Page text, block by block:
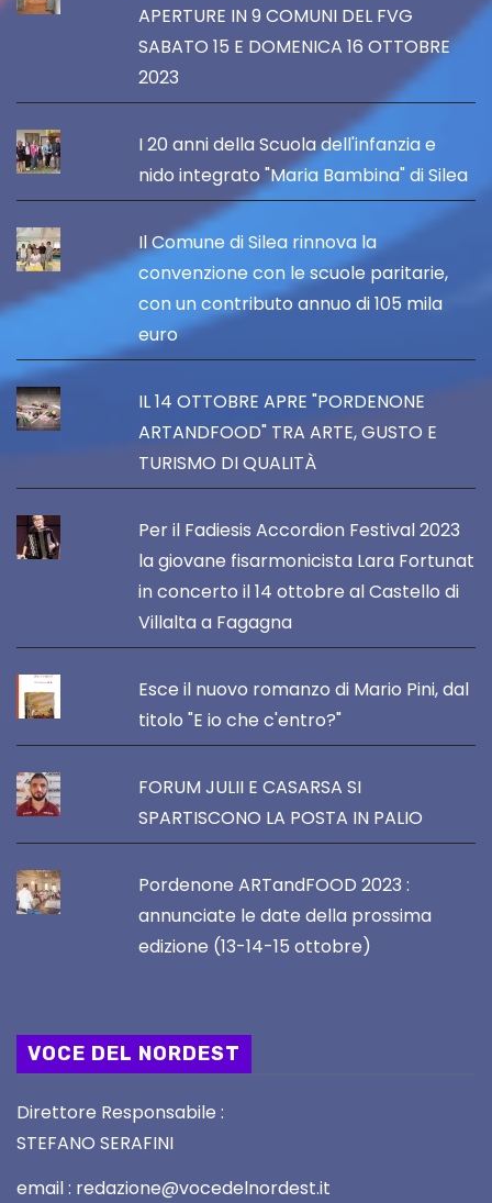
APERTURE IN 9 COMUNI DEL FVG
SABATO 15 E DOMENICA 16 OTTOBRE
2023
I 20 anni della Scuola dell'infanzia e
nido integrato "Maria Bambina" di Silea
Il Comune di Silea rinnova la
convenzione con le scuole paritarie,
con un contributo annuo di 105 mila
euro
IL 14 OTTOBRE APRE "PORDENONE
ARTANDFOOD" TRA ARTE, GUSTO E
TURISMO DI QUALITÀ
Per il Fadiesis Accordion Festival 2023
la giovane fisarmonicista Lara Fortunat
in concerto il 14 ottobre al Castello di
Villalta a Fagagna
Esce il nuovo romanzo di Mario Pini, dal
titolo "E io che c'entro?"
FORUM JULII E CASARSA SI
SPARTISCONO LA POSTA IN PALIO
Pordenone ARTandFOOD 2023 :
annunciate le date della prossima
edizione (13-14-15 ottobre)
VOCE DEL NORDEST
Direttore Responsabile :
STEFANO SERAFINI
email : redazione@vocedelnordest.it